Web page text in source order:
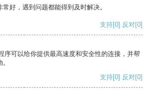
好，遇到问题都能得到及时解决。
支持[0] 反对[0]
序可以给你提供最高速度和安全性的连接，并帮
支持[0] 反对[0]